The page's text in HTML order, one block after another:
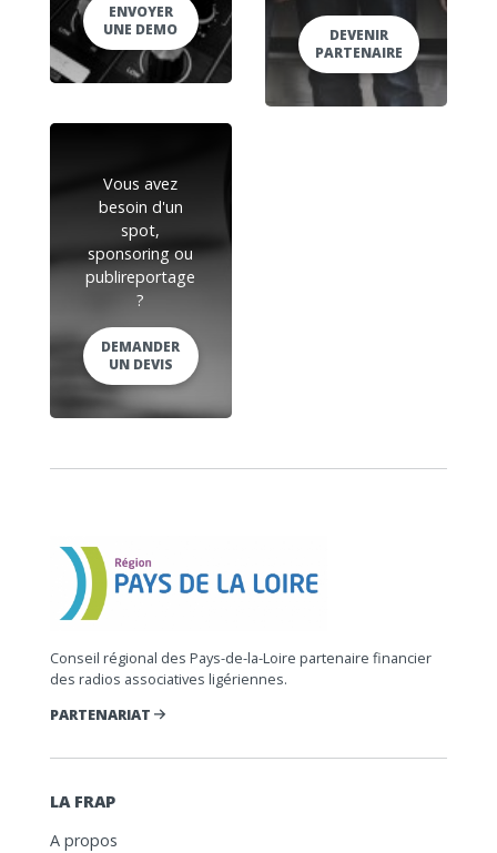
ENVOYER
UNE DEMO
DEVENIR
PARTENAIRE
Vous avez
besoin d'un
spot,
sponsoring ou
publireportage
?
DEMANDER
UN DEVIS
Conseil régional des Pays-de-la-Loire partenaire financier
des radios associatives ligériennes.
PARTENARIAT
LA FRAP
A propos